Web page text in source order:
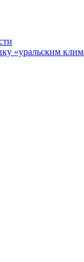
«уральским